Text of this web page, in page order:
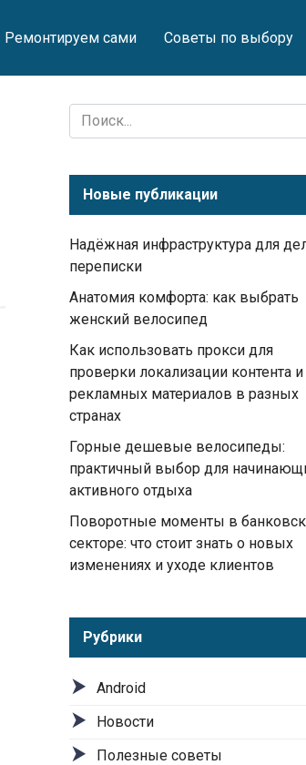
Ремонтируем сами Советы по выбору
Search
for:
Новые публикации
Надёжная инфраструктура для
переписки
Анатомия комфорта: как выбрать
женский велосипед
Как использовать прокси для
проверки локализации контента и
рекламных материалов в разных
странах
Горные дешевые велосипеды:
практичный выбор для
активного отдыха
Поворотные моменты в
секторе: что стоит знать о новых
изменениях и уходе клиентов
Рубрики
Android
Новости
Полезные советы